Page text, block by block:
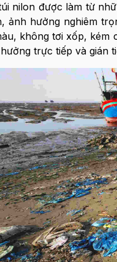
nilon được làm từ
ảnh hưởng nghiêm
không tơi xốp,
trực tiếp và gián